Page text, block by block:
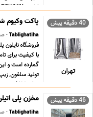
...
40 دقیقه پیش
تهران
پاکت وکیوم
Tablighatiha
-
فروشگاه نایلون
با کیفیت برای
گمارده است و
تولید سلفون,
سفره کاغذی,
46 دقیقه پیش مخزن پلی
Tablighatiha
-